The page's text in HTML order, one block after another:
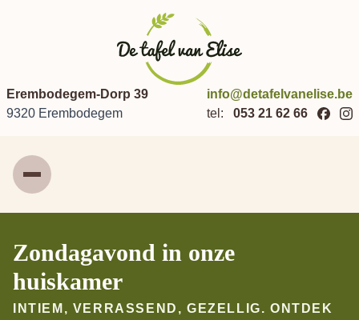
Erembodegem-Dorp 39
9320 Erembodegem
info@detafelvanelise.be
tel:
053 21 62 66
Menu
Zondagavond in onze
huiskamer
INTIEM, VERRASSEND, GEZELLIG. ONTDEK